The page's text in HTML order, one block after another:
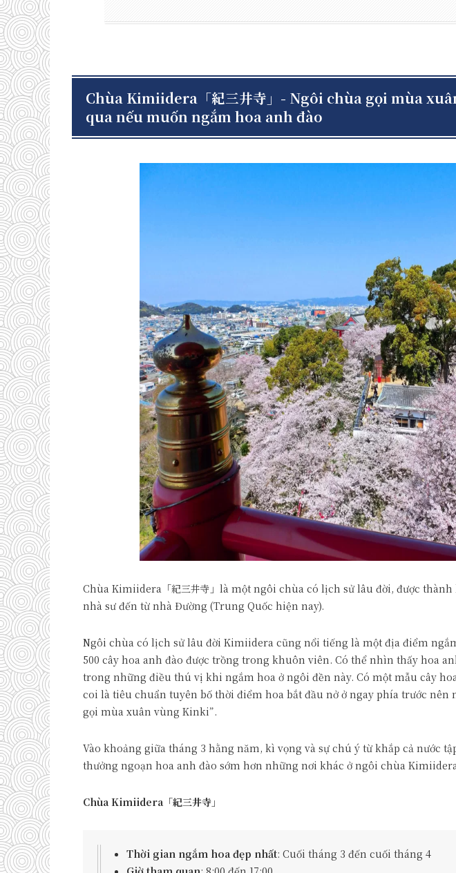
Chùa Kimiidera「紀三井寺」- Ngôi chùa gọi mùa
qua nếu muốn ngắm hoa anh đào
Chùa Kimiidera「紀三井寺」là một ngôi chùa có lịch sử lâu đời, được
nhà sư đến từ nhà Đường (Trung Quốc hiện nay).
Ngôi chùa có lịch sử lâu đời Kimiidera cũng nổi tiếng là một địa điểm
500 cây hoa anh đào được trồng trong khuôn viên. Có thể nhìn thấy hoa
trong những điều thú vị khi ngắm hoa ở ngôi đền này. Có một mẫu cây
coi là tiêu chuẩn tuyên bố thời điểm hoa bắt đầu nở ở ngay phía trước nên
gọi mùa xuân vùng Kinki”.
Vào khoảng giữa tháng 3 hằng năm, kì vọng và sự chú ý từ khắp cả nước
thưởng ngoạn hoa anh đào sớm hơn những nơi khác ở ngôi chùa
Chùa Kimiidera「紀三井寺」
Thời gian ngắm hoa đẹp nhất: Cuối tháng 3 đến cuối tháng 4